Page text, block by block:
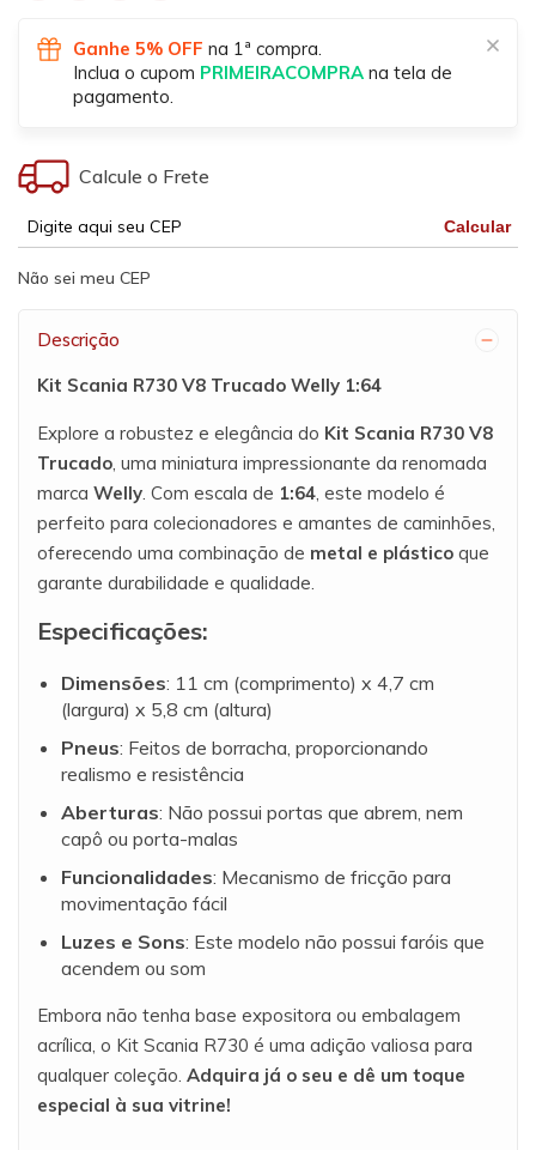
Ganhe 5% OFF na 1ª compra.
Inclua o cupom PRIMEIRACOMPRA na tela de
pagamento.
Calcule o Frete
Calcular
Não sei meu CEP
Descrição
Kit Scania R730 V8 Trucado Welly 1:64
Explore a robustez e elegância do Kit Scania R730 V8
Trucado , uma miniatura impressionante da renomada
marca Welly . Com escala de 1:64 , este modelo é
perfeito para colecionadores e amantes de caminhões,
oferecendo uma combinação de metal e plástico que
garante durabilidade e qualidade.
Especificações:
Dimensões: 11 cm (comprimento) x 4,7 cm
(largura) x 5,8 cm (altura)
Pneus: Feitos de borracha, proporcionando
realismo e resistência
Aberturas: Não possui portas que abrem, nem
capô ou porta-malas
Funcionalidades: Mecanismo de fricção para
movimentação fácil
Luzes e Sons: Este modelo não possui faróis que
acendem ou som
Embora não tenha base expositora ou embalagem
acrílica, o Kit Scania R730 é uma adição valiosa para
qualquer coleção. Adquira já o seu e dê um toque
especial à sua vitrine!